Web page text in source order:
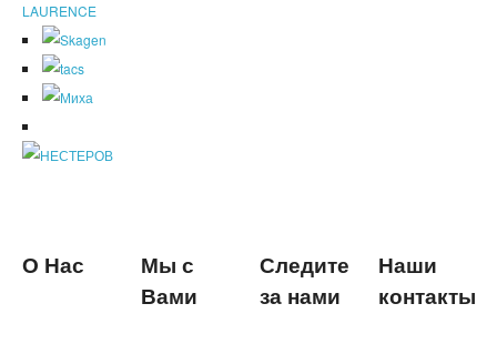
О Нас
Мы с
Вами
Следите
за нами
Наши
контакты